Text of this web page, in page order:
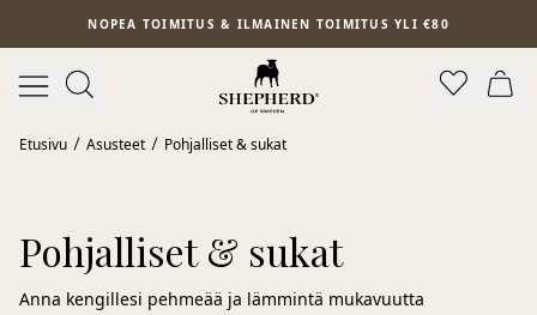
Siirry pääsisältöönNOPEA TOIMITUS & ILMAINEN TOIMITUS YLI €80
Etusivu Asusteet Pohjalliset & sukat
Pohjalliset & sukat
Anna kengillesi pehmeää ja lämmintä mukavuutta